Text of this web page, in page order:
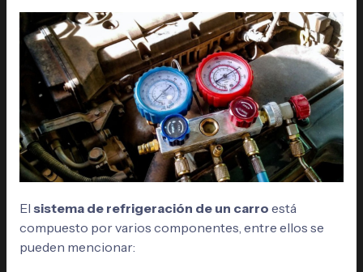
El sistema de refrigeración de un carro está
compuesto por varios componentes, entre ellos se
pueden mencionar: